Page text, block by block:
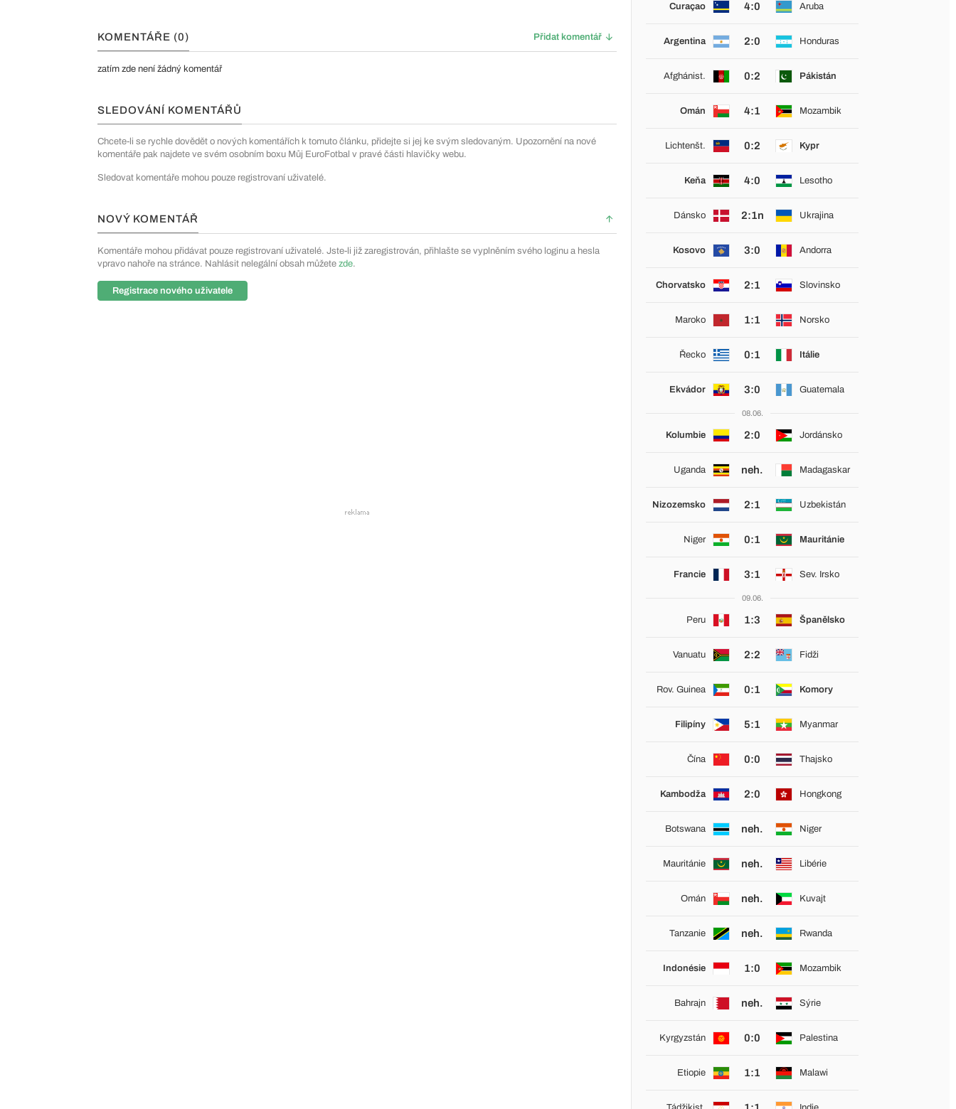
KOMENTÁŘE (0) Přidat komentář
zatím zde není žádný komentář
SLEDOVÁNÍ KOMENTÁŘŮ
Chcete-li se rychle dovědět o nových komentářích k tomuto článku, přidejte si jej ke svým sledovaným. Upozornění na nové
komentáře pak najdete ve svém osobním boxu Můj EuroFotbal v pravé části hlavičky webu.
Sledovat komentáře mohou pouze registrovaní uživatelé.
NOVÝ KOMENTÁŘ
Komentáře mohou přidávat pouze registrovaní uživatelé. Jste-li již zaregistrován, přihlašte se vyplněním svého loginu a hesla
vpravo nahoře na stránce. Nahlásit nelegální obsah můžete zde.
Registrace nového uživatele
Curaçao 4:0 Aruba
Argentina 2:0 Honduras
Afghánist. 0:2 Pákistán
Omán 4:1 Mozambik
Lichtenšt. 0:2 Kypr
Keňa 4:0 Lesotho
Dánsko 2:1n Ukrajina
Kosovo 3:0 Andorra
Chorvatsko 2:1 Slovinsko
Maroko 1:1 Norsko
Řecko 0:1 Itálie
Ekvádor 3:0 Guatemala
08.06.
Kolumbie 2:0 Jordánsko
Uganda neh. Madagaskar
Nizozemsko 2:1 Uzbekistán
Niger 0:1 Mauritánie
Francie 3:1 Sev. Irsko
09.06.
Peru 1:3 Španělsko
Vanuatu 2:2 Fidži
Rov. Guinea 0:1 Komory
Filipíny 5:1 Myanmar
Čína 0:0 Thajsko
Kambodža 2:0 Hongkong
Botswana neh. Niger
Mauritánie neh. Libérie
Omán neh. Kuvajt
Tanzanie neh. Rwanda
Indonésie 1:0 Mozambik
Bahrajn neh. Sýrie
Kyrgyzstán 0:0 Palestina
Etiopie 1:1 Malawi